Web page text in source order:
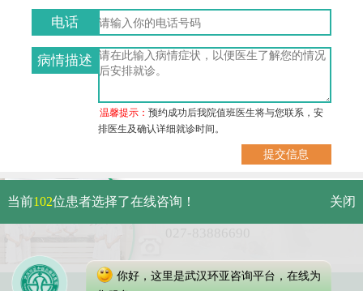
电话
病情描述
温馨提示：预约成功后我院值班医生将与您联系，安
排医生及确认详细就诊时间。
武汉市硚口区解放大道479号
免费电话：
当前102位患者选择了在线咨询！ 关闭
你好，这里是武汉环亚咨询平台，在线为